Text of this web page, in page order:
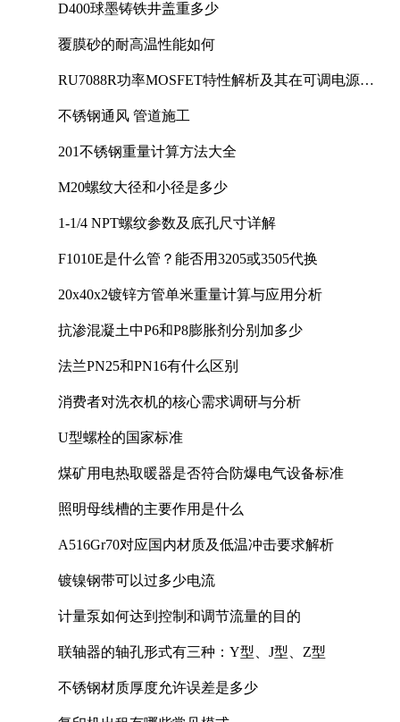
D400球墨铸铁井盖重多少
覆膜砂的耐高温性能如何
RU7088R功率MOSFET特性解析及其在可调电源设
不锈钢通风 管道施工
201不锈钢重量计算方法大全
M20螺纹大径和小径是多少
1-1/4 NPT螺纹参数及底孔尺寸详解
F1010E是什么管？能否用3205或3505代换
20x40x2镀锌方管单米重量计算与应用分析
抗渗混凝土中P6和P8膨胀剂分别加多少
法兰PN25和PN16有什么区别
消费者对洗衣机的核心需求调研与分析
U型螺栓的国家标准
煤矿用电热取暖器是否符合防爆电气设备标准
照明母线槽的主要作用是什么
A516Gr70对应国内材质及低温冲击要求解析
镀镍钢带可以过多少电流
计量泵如何达到控制和调节流量的目的
联轴器的轴孔形式有三种：Y型、J型、Z型
不锈钢材质厚度允许误差是多少